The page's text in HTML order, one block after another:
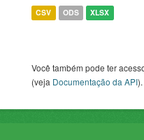
CSV ODS XLSX
Você também pode ter
(veja Documentação da API).